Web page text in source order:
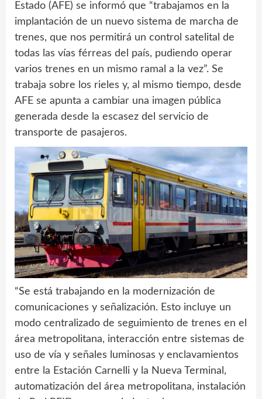
Estado (AFE) se informó que “trabajamos en la
implantación de un nuevo sistema de marcha de
trenes, que nos permitirá un control satelital de
todas las vías férreas del país, pudiendo operar
varios trenes en un mismo ramal a la vez”. Se
trabaja sobre los rieles y, al mismo tiempo, desde
AFE se apunta a cambiar una imagen pública
generada desde la escasez del servicio de
transporte de pasajeros.
“Se está trabajando en la modernización de
comunicaciones y señalización. Esto incluye un
modo centralizado de seguimiento de trenes en el
área metropolitana, interacción entre sistemas de
uso de vía y señales luminosas y enclavamientos
entre la Estación Carnelli y la Nueva Terminal,
automatización del área metropolitana, instalación